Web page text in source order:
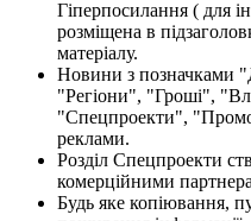
Гіперпосилання ( для
розміщена в
матеріалу.
Новини з позначками
"Регіони", "Гроші",
"Спецпроекти",
реклами.
Розділ Спецпроекти
комерційними
Будь яке копіювання,